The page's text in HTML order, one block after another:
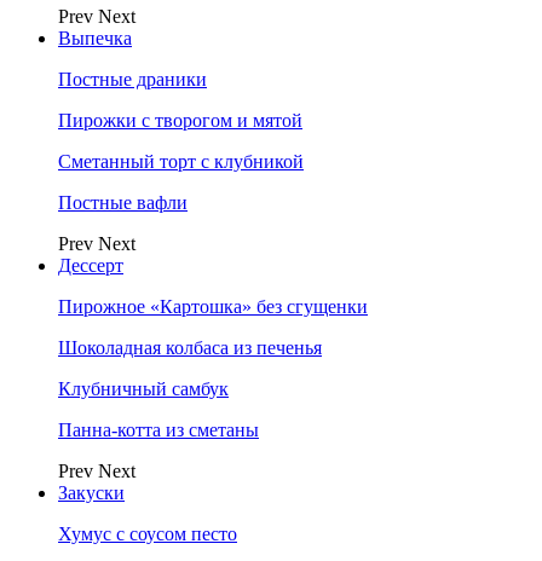
Prev Next
Выпечка
Постные драники
Пирожки с творогом и мятой
Сметанный торт с клубникой
Постные вафли
Prev Next
Дессерт
Пирожное «Картошка» без сгущенки
Шоколадная колбаса из печенья
Клубничный самбук
Панна-котта из сметаны
Prev Next
Закуски
Хумус с соусом песто